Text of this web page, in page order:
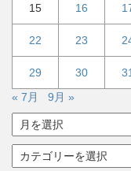
15 16
22 23
29 30
31
« 7月
9月 »
ー
イ
テ